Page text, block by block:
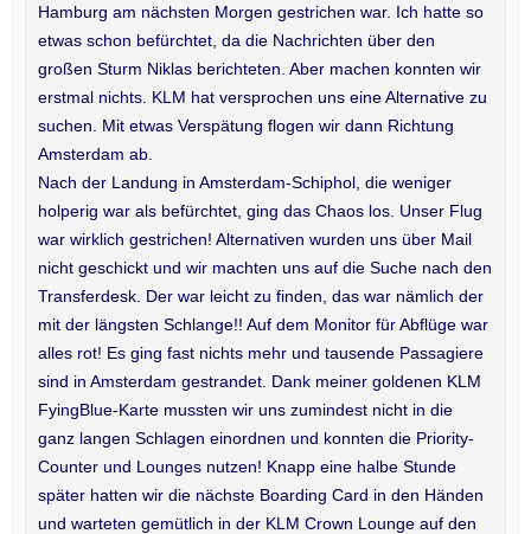
Hamburg am nächsten Morgen gestrichen war. Ich hatte so
etwas schon befürchtet, da die Nachrichten über den
großen Sturm Niklas berichteten. Aber machen konnten wir
erstmal nichts. KLM hat versprochen uns eine Alternative zu
suchen. Mit etwas Verspätung flogen wir dann Richtung
Amsterdam ab.
Nach der Landung in Amsterdam-Schiphol, die weniger
holperig war als befürchtet, ging das Chaos los. Unser Flug
war wirklich gestrichen! Alternativen wurden uns über Mail
nicht geschickt und wir machten uns auf die Suche nach den
Transferdesk. Der war leicht zu finden, das war nämlich der
mit der längsten Schlange!! Auf dem Monitor für Abflüge war
alles rot! Es ging fast nichts mehr und tausende Passagiere
sind in Amsterdam gestrandet. Dank meiner goldenen KLM
FyingBlue-Karte mussten wir uns zumindest nicht in die
ganz langen Schlagen einordnen und konnten die Priority-
Counter und Lounges nutzen! Knapp eine halbe Stunde
später hatten wir die nächste Boarding Card in den Händen
und warteten gemütlich in der KLM Crown Lounge auf den